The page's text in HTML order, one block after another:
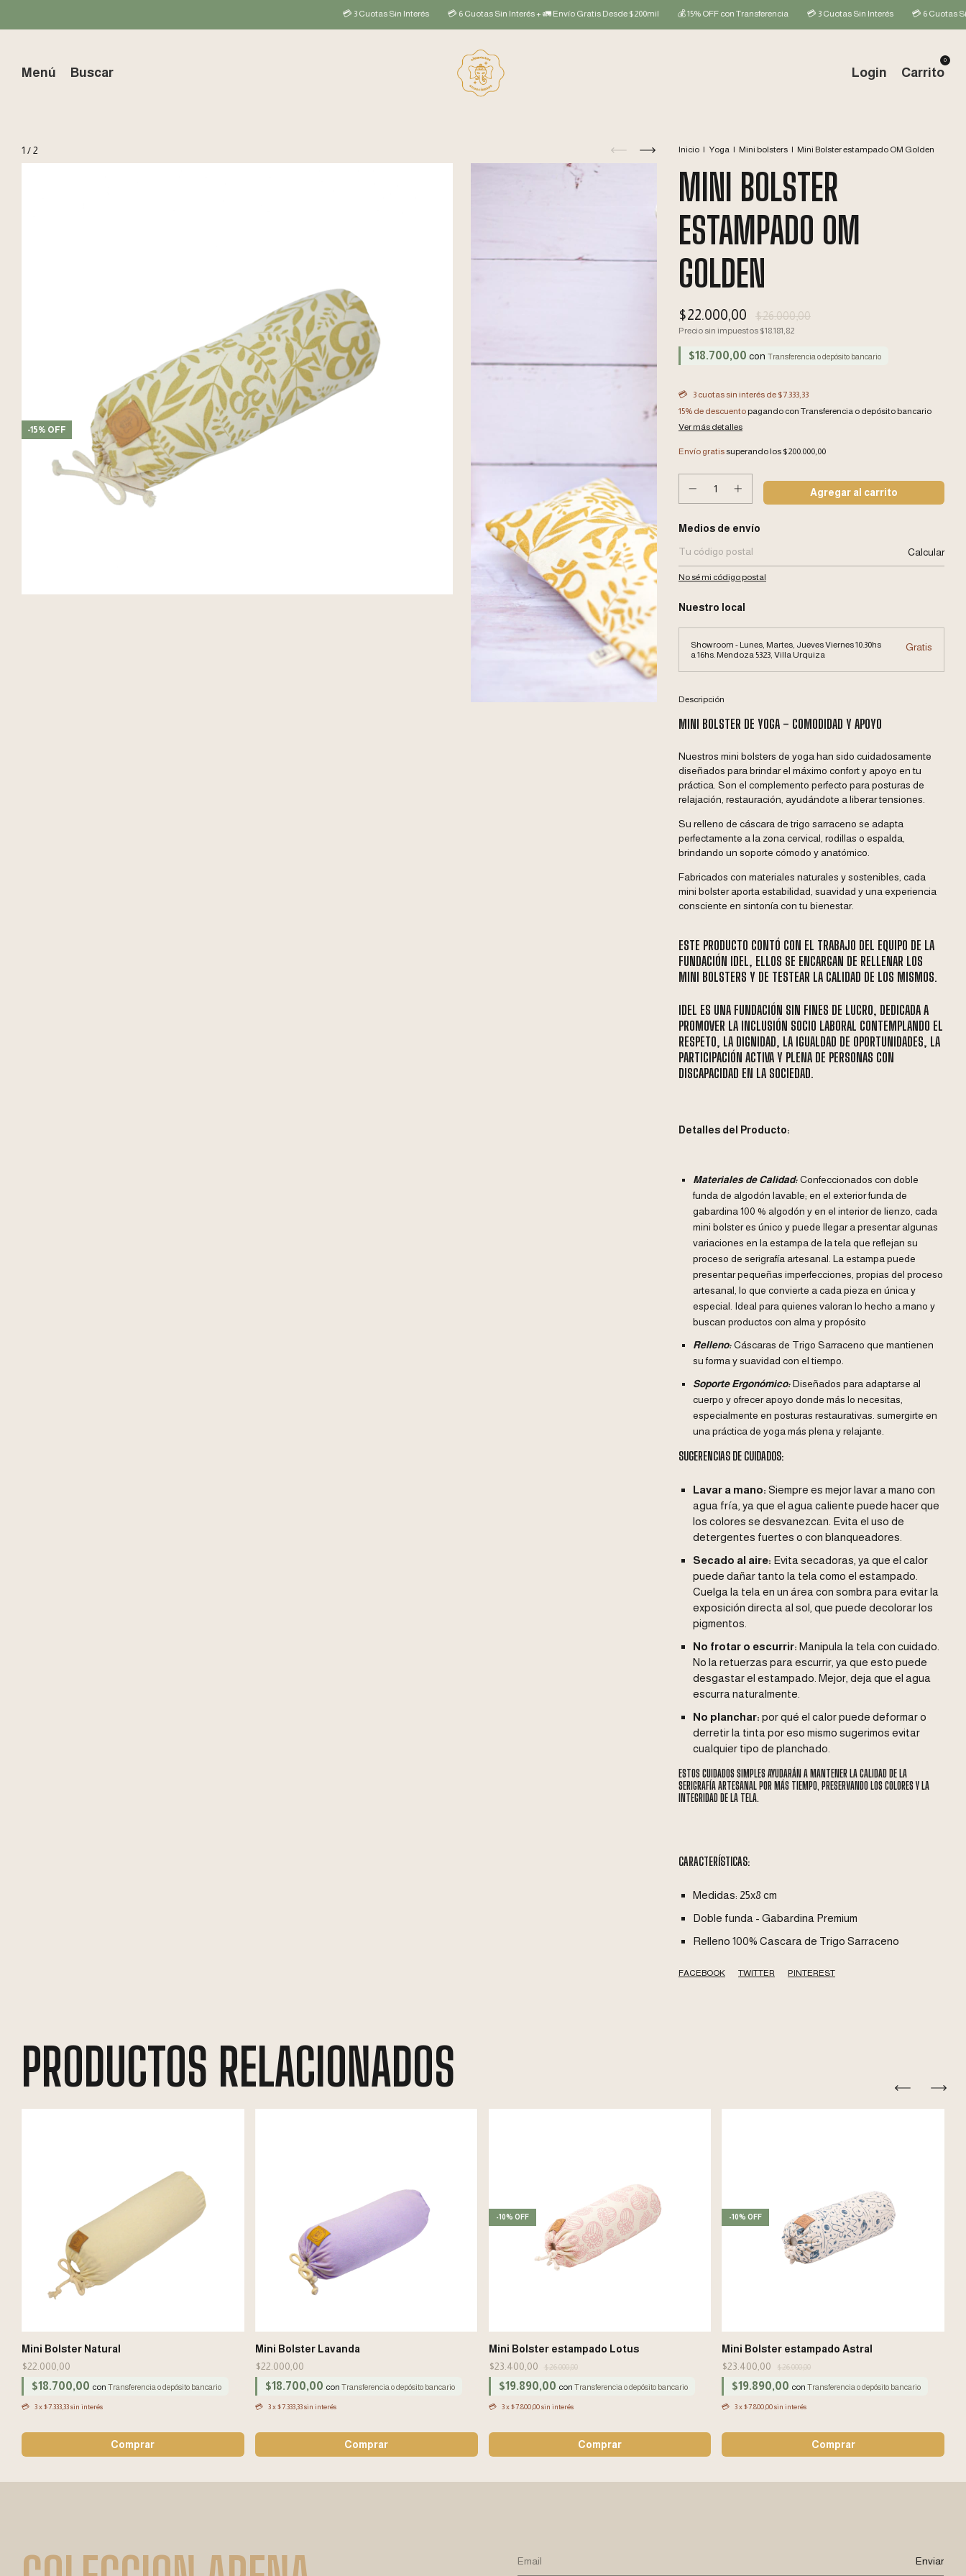
💳 3 Cuotas Sin Interés 💳 6 Cuotas Sin Interés + 🚛 Envío Gratis Desde $200mil 💰 15% OFF con Transferencia 💳 3 Cuotas Sin Interés 💳 6 Cuotas Sin Interés +
Menú Buscar Login Carrito
0
1 /2
-15% OFF
Inicio | Yoga | Mini bolsters | Mini Bolster estampado OM Golden
MINI BOLSTER
ESTAMPADO OM
GOLDEN
$22.000,00 $26.000,00
Precio sin impuestos $18.181,82
$18.700,00 con Transferencia o depósito bancario
3 cuotas sin interés de $7.333,33
15% de descuento pagando con Transferencia o depósito bancario
Ver más detalles
Envío gratissuperando los $200.000,00
Entregas para el CP:
Medios de envío
Calcular
No sé mi código postal
Nuestro local
Showroom - Lunes, Martes, Jueves Viernes 10.30hs
a 16hs. Mendoza 5323, Villa Urquiza
Gratis
Descripción
MINI BOLSTER DE YOGA – COMODIDAD Y APOYO
Nuestros mini bolsters de yoga han sido cuidadosamente
diseñados para brindar el máximo confort y apoyo en tu
práctica. Son el complemento perfecto para posturas de
relajación, restauración, ayudándote a liberar tensiones.
Su relleno de cáscara de trigo sarraceno se adapta
perfectamente a la zona cervical, rodillas o espalda,
brindando un soporte cómodo y anatómico.
Fabricados con materiales naturales y sostenibles, cada
mini bolster aporta estabilidad, suavidad y una experiencia
consciente en sintonía con tu bienestar.
ESTE PRODUCTO CONTÓ CON EL TRABAJO DEL EQUIPO DE LA
FUNDACIÓN IDEL, ELLOS SE ENCARGAN DE RELLENAR LOS
MINI BOLSTERS Y DE TESTEAR LA CALIDAD DE LOS MISMOS.
IDEL ES UNA FUNDACIÓN SIN FINES DE LUCRO, DEDICADA A
PROMOVER LA INCLUSIÓN SOCIO LABORAL CONTEMPLANDO EL
RESPETO, LA DIGNIDAD, LA IGUALDAD DE OPORTUNIDADES, LA
PARTICIPACIÓN ACTIVA Y PLENA DE PERSONAS CON
DISCAPACIDAD EN LA SOCIEDAD.
Detalles del Producto:
Materiales de Calidad:Confeccionados con doble
funda de algodón lavable; en el exterior funda de
gabardina 100 % algodón y en el interior de lienzo, cada
mini bolster es único y puede llegar a presentar algunas
variaciones en la estampa de la tela que reflejan su
proceso de serigrafía artesanal. La estampa puede
presentar pequeñas imperfecciones, propias del proceso
artesanal, lo que convierte a cada pieza en única y
especial. Ideal para quienes valoran lo hecho a mano y
buscan productos con alma y propósito
Relleno:Cáscaras de Trigo Sarraceno que mantienen
su forma y suavidad con el tiempo.
Soporte Ergonómico:Diseñados para adaptarse al
cuerpo y ofrecer apoyo donde más lo necesitas,
especialmente en posturas restaurativas. sumergirte en
una práctica de yoga más plena y relajante.
SUGERENCIAS DE CUIDADOS:
Lavar a mano: Siempre es mejor lavar a mano con
agua fría, ya que el agua caliente puede hacer que
los colores se desvanezcan. Evita el uso de
detergentes fuertes o con blanqueadores.
Secado al aire: Evita secadoras, ya que el calor
puede dañar tanto la tela como el estampado.
Cuelga la tela en un área con sombra para evitar la
exposición directa al sol, que puede decolorar los
pigmentos.
No frotar o escurrir: Manipula la tela con cuidado.
No la retuerzas para escurrir, ya que esto puede
desgastar el estampado. Mejor, deja que el agua
escurra naturalmente.
No planchar: por qué el calor puede deformar o
derretir la tinta por eso mismo sugerimos evitar
cualquier tipo de planchado.
ESTOS CUIDADOS SIMPLES AYUDARÁN A MANTENER LA CALIDAD DE LA
SERIGRAFÍA ARTESANAL POR MÁS TIEMPO, PRESERVANDO LOS COLORES Y LA
INTEGRIDAD DE LA TELA.
CARACTERÍSTICAS:
Medidas: 25x8 cm
Doble funda - Gabardina Premium
Relleno 100% Cascara de Trigo Sarraceno
FACEBOOK TWITTER PINTEREST
PRODUCTOS RELACIONADOS
Mini Bolster Natural
$22.000,00
$18.700,00 con Transferencia o depósito bancario
3x$7.333,33sin interés
Mini Bolster Lavanda
$22.000,00
$18.700,00 con Transferencia o depósito bancario
3 x$7.333,33 sin interés
-10% OFF
Mini Bolster estampado Lotus
$23.400,00
$26.000,00
$19.890,00 con Transferencia o depósito bancario
3 x$7.800,00 sin interés
-10%OFF
Mini Bolster estampado Astral
$23.400,00
$26.000,00
$19.890,00 con Transferencia o depósito bancario
3 x$7.800,00 sin interés